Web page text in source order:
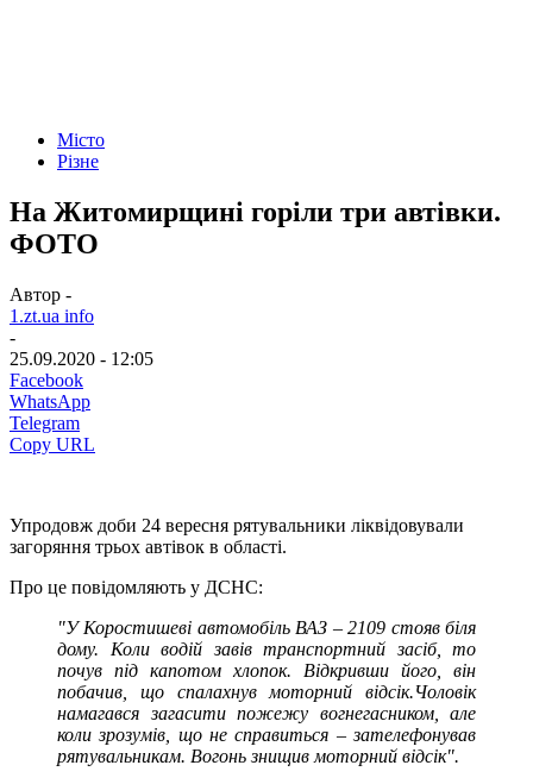
Місто
Різне
На Житомирщині горіли три автівки.
ФОТО
Автор -
1.zt.ua info
-
25.09.2020 - 12:05
Facebook
WhatsApp
Telegram
Copy URL
Упродовж доби 24 вересня рятувальники ліквідовували
загоряння трьох автівок в області.
Про це повідомляють у ДСНС:
"У Коростишеві автомобіль ВАЗ –2109 стояв біля
дому. Коли водій завів транспортний засіб, то
почув під капотом хлопок. Відкривши його , він
побачив, що спалахнув моторний відсік.Чоловік
намагався загасити пожежу вогнегасником,
але
коли зрозумів, що не справиться – зателефонував
рятувальникам. Вогонь знищив моторний відсік".